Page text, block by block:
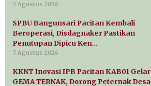
7 Agustus 2026
SPBU Bangunsari Pacitan Kembali
Beroperasi, Disdagnaker Pastikan
Penutupan Dipicu Ken…
7 Agustus 2026
KKNT Inovasi IPB Pacitan KAB01 Gelar
GEMA TERNAK, Dorong Peternak Desa